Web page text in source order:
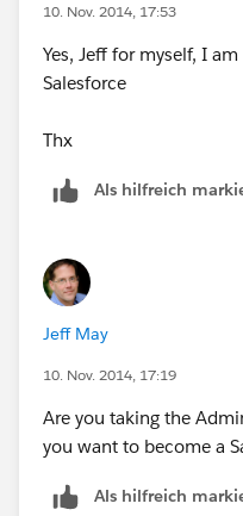
10. Nov. 2014, 17:53
Yes, Jeff for myself, I
Salesforce
Thx
Als hilfreich
Jeff May
10. Nov. 2014, 17:19
Are you taking the
you want to become a
Als hilfreich